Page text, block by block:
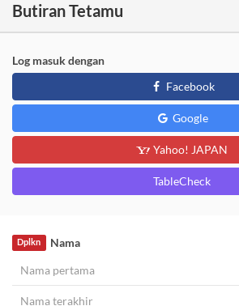
Butiran Tetamu
Log masuk dengan
Facebook
Google
Yahoo! JAPAN
TableCheck
Nama
Dplkn